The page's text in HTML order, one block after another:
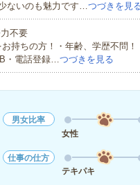
ないのも魅力です…つづきを見
不要
持ちの方！・年齢、学歴不問
・電話登録…つづきを見る
男女比率
女性
仕事の仕方
テキパキ